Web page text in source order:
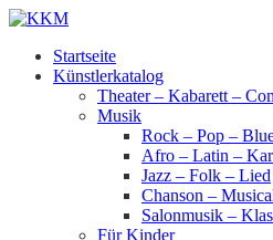
Skip
content
KKM
Kultur
Kooperative
Münster e.
Startseite
Künstlerkatalog
Theater – Kabarett –
Musik
Rock – Pop –
Afro – Latin –
Jazz – Folk – Lied
Chanson –
Salonmusik –
Für Kinder